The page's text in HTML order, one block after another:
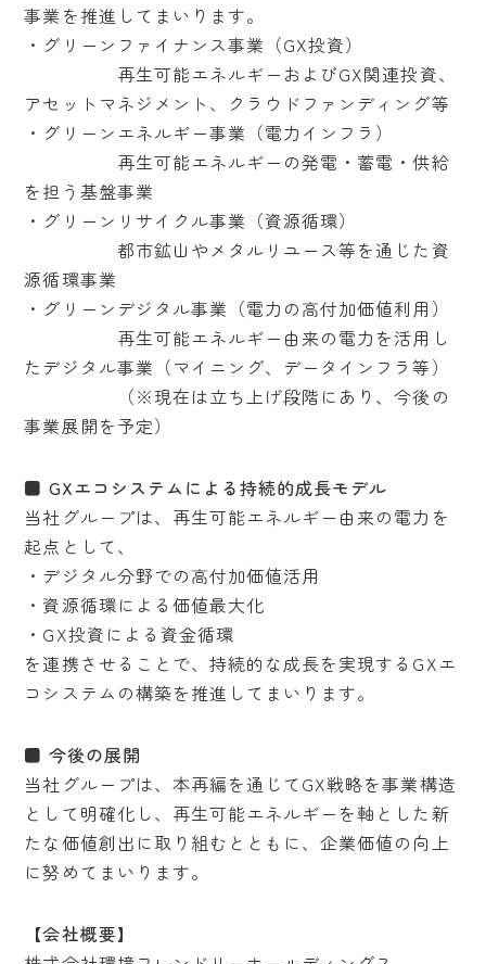
事業を推進してまいります。
・グリーンファイナンス事業（GX投資）
再生可能エネルギーおよびGX関連投資、
アセットマネジメント、クラウドファンディング等
・グリーンエネルギー事業（電力インフラ）
再生可能エネルギーの発電・蓄電・供給
を担う基盤事業
・グリーンリサイクル事業（資源循環）
都市鉱山やメタルリユース等を通じた資
源循環事業
・グリーンデジタル事業（電力の高付加価値利用）
再生可能エネルギー由来の電力を活用し
たデジタル事業（マイニング、データインフラ等）
（※現在は立ち上げ段階にあり、今後の
事業展開を予定）
■ GXエコシステムによる持続的成長モデル
当社グループは、再生可能エネルギー由来の電力を
起点として、
・デジタル分野での高付加価値活用
・資源循環による価値最大化
・GX投資による資金循環
を連携させることで、持続的な成長を実現するGXエ
コシステムの構築を推進してまいります。
■ 今後の展開
当社グループは、本再編を通じてGX戦略を事業構造
として明確化し、再生可能エネルギーを軸とした新
たな価値創出に取り組むとともに、企業価値の向上
に努めてまいります。
【会社概要】